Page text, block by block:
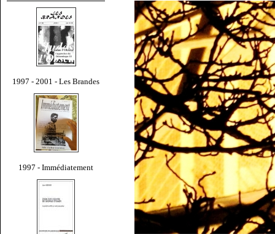
1997 - 2001 - Les Brandes
1997 - Immédiatement